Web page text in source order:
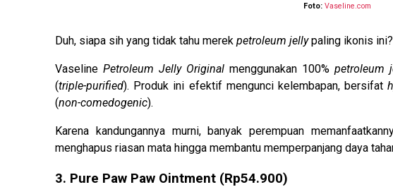
Foto: Vaseline.com
Duh, siapa sih yang tidak tahu merek petroleum jellypaling ikonis ini?
Vaseline Petroleum Jelly Original menggunakan 100% petroleum
(triple-purified). Produk ini efektif mengunci kelembapan, bersifat
(non-comedogenic).
Karena kandungannya murni, banyak perempuan
menghapus riasan mata hingga membantu memperpanjang daya
3. Pure Paw Paw Ointment (Rp54.900)